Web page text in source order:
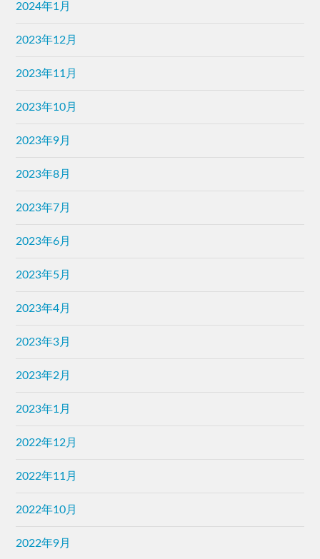
2024年1月
2023年12月
2023年11月
2023年10月
2023年9月
2023年8月
2023年7月
2023年6月
2023年5月
2023年4月
2023年3月
2023年2月
2023年1月
2022年12月
2022年11月
2022年10月
2022年9月